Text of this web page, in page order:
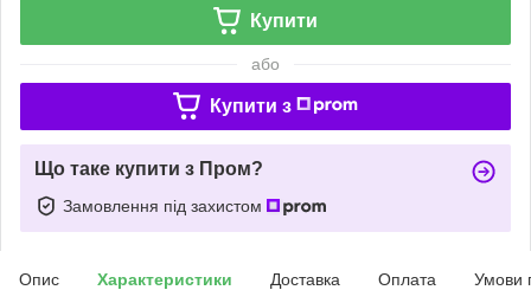
Купити
або
Купити з
Що таке купити з Пром?
Замовлення під захистом
Опис Характеристики Доставка Оплата Умови